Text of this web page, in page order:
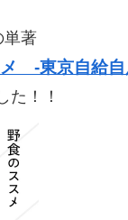
著
メ -東京自給自
た！！